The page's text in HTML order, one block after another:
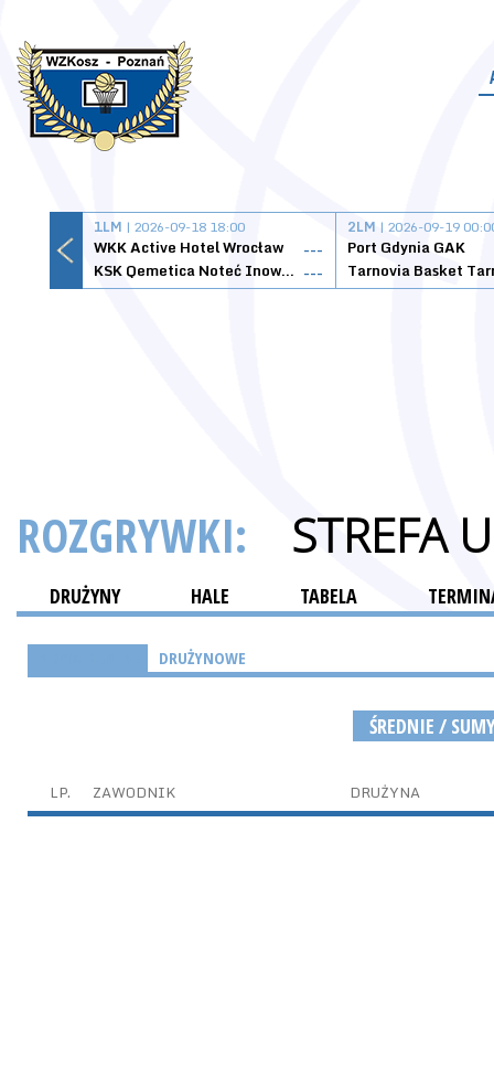
1LM | 2026-09-18 18:00
WKK Active Hotel Wrocław
---
KSK Qemetica Noteć Inowrocław ---
2LM | 2026-09-19
Port Gdynia GAK
ROZGRYWKI: STREFA
DRUŻYNY HALE TABELA
DRUŻYNOWE
ŚREDNIE /
LP. ZAWODNIK DRUŻYNA